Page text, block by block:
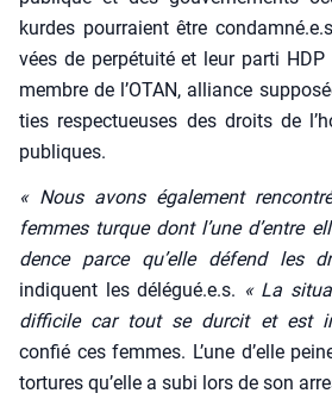
kurdes pour­raient être
vées de per­pé­tui­té et leur par­ti
membre de l’OTAN, alliance
ties res­pec­tueuses des droits de
publiques.
« Nous avons éga­le­ment
femmes turque dont l’une d’entre
dence parce qu’elle défend les
indiquent les délégué.e.s. « La
dif­fi­cile car tout se dur­cit et est
confié ces femmes. L’une d’elle
tor­tures qu’elle a subi lors de son